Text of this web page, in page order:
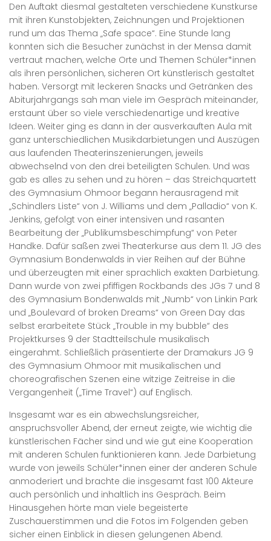
Den Auftakt diesmal gestalteten verschiedene Kunstkurse
mit ihren Kunstobjekten, Zeichnungen und Projektionen
rund um das Thema „Safe space“. Eine Stunde lang
konnten sich die Besucher zunächst in der Mensa damit
vertraut machen, welche Orte und Themen Schüler*innen
als ihren persönlichen, sicheren Ort künstlerisch gestaltet
haben. Versorgt mit leckeren Snacks und Getränken des
Abiturjahrgangs sah man viele im Gespräch miteinander,
erstaunt über so viele verschiedenartige und kreative
Ideen. Weiter ging es dann in der ausverkauften Aula mit
ganz unterschiedlichen Musikdarbietungen und Auszügen
aus laufenden Theaterinszenierungen, jeweils
abwechselnd von den drei beteiligten Schulen. Und was
gab es alles zu sehen und zu hören – das Streichquartett
des Gymnasium Ohmoor begann herausragend mit
„Schindlers Liste“ von J. Williams und dem „Palladio“ von K.
Jenkins, gefolgt von einer intensiven und rasanten
Bearbeitung der „Publikumsbeschimpfung“ von Peter
Handke. Dafür saßen zwei Theaterkurse aus dem 11. JG des
Gymnasium Bondenwalds in vier Reihen auf der Bühne
und überzeugten mit einer sprachlich exakten Darbietung.
Dann wurde von zwei pfiffigen Rockbands des JGs 7 und 8
des Gymnasium Bondenwalds mit „Numb“ von Linkin Park
und „Boulevard of broken Dreams“ von Green Day das
selbst erarbeitete Stück „Trouble in my bubble“ des
Projektkurses 9 der Stadtteilschule musikalisch
eingerahmt. Schließlich präsentierte der Dramakurs JG 9
des Gymnasium Ohmoor mit musikalischen und
choreografischen Szenen eine witzige Zeitreise in die
Vergangenheit („Time Travel“) auf Englisch.
Insgesamt war es ein abwechslungsreicher,
anspruchsvoller Abend, der erneut zeigte, wie wichtig die
künstlerischen Fächer sind und wie gut eine Kooperation
mit anderen Schulen funktionieren kann. Jede Darbietung
wurde von jeweils Schüler*innen einer der anderen Schule
anmoderiert und brachte die insgesamt fast 100 Akteure
auch persönlich und inhaltlich ins Gespräch. Beim
Hinausgehen hörte man viele begeisterte
Zuschauerstimmen und die Fotos im Folgenden geben
sicher einen Einblick in diesen gelungenen Abend.